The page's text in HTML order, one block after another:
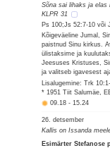
Sõna sai lihaks ja
KLPR 31
Ps 100;Js 52:7-10 või
Kõigeväeline Jumal,
paistnud Sinu kirkus.
ülistaksime ja
Jeesuses Kristuses,
ja valitseb igavesest
Lisalugemine: Trk
* 1951 Tiit Salumäe,
09.18- 15.24
26. detsember
Kallis on Issanda
Esimärter Stefanose